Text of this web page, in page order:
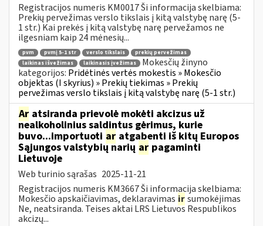
Registracijos numeris KM0017 Ši informacija skelbiama:
Prekių pervežimas verslo tikslais į kitą valstybę narę (5-
1 str.) Kai prekės į kitą valstybę narę pervežamos ne
ilgesniam kaip 24 mėnesių...
pvm pvmį 5-1 str verslo tikslais
prekių pervežimas
laikinas išvežimas
laikinasis įvežimas
Mokesčių žinyno
kategorijos: Pridėtinės vertės mokestis » Mokesčio
objektas (I skyrius) » Prekių tiekimas » Prekių
pervežimas verslo tikslais į kitą valstybę narę (5-1 str.)
Ar atsiranda prievolė mokėti akcizus už
nealkoholinius saldintus gėrimus, kurie
buvo...importuoti ar atgabenti iš kitų Europos
Sąjungos valstybių narių ar pagaminti
Lietuvoje
Web turinio sąrašas 2025-11-21
Registracijos numeris KM3667 Ši informacija skelbiama:
Mokesčio apskaičiavimas, deklaravimas irsumokėjimas
Ne, neatsiranda. Teises aktai LRS Lietuvos Respublikos
akcizų...